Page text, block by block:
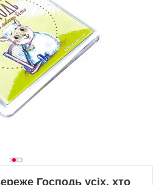
Господь усіх, хто